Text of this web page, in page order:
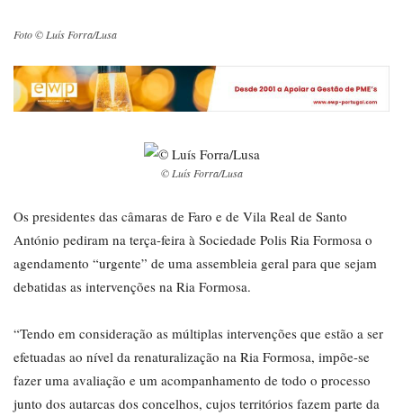
Foto © Luís Forra/Lusa
© Luís Forra/Lusa
Os presidentes das câmaras de Faro e de Vila Real de Santo
António pediram na terça-feira à Sociedade Polis Ria Formosa o
agendamento “urgente” de uma assembleia geral para que sejam
debatidas as intervenções na Ria Formosa.
“Tendo em consideração as múltiplas intervenções que estão a ser
efetuadas ao nível da renaturalização na Ria Formosa, impõe-se
fazer uma avaliação e um acompanhamento de todo o processo
junto dos autarcas dos concelhos, cujos territórios fazem parte da